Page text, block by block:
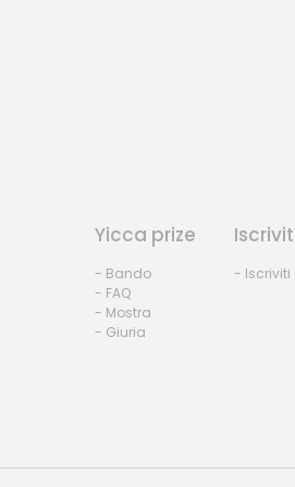
Yicca prize
- Bando
- FAQ
- Mostra
- Giuria
- Iscriviti